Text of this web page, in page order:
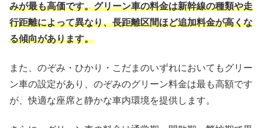
みが最も高価です。グリーン車の料金は新幹線の種類や走
行距離によって異なり、長距離区間ほど追加料金が高くな
る傾向があります。
また、のぞみ・ひかり・こだまのいずれにおいてもグリー
ン車の設定があり、のぞみのグリーン料金は最も高額です
が、快適な座席と静かな車内環境を提供します。